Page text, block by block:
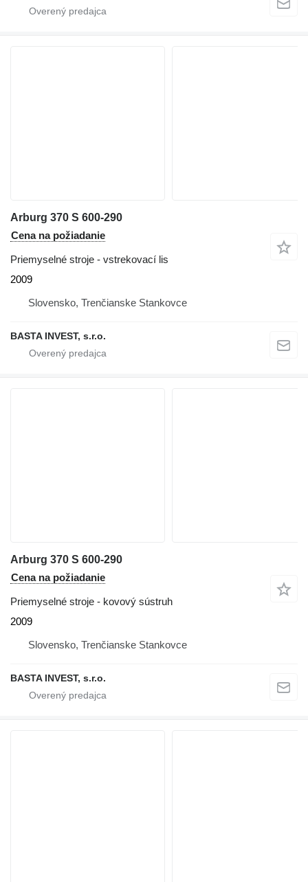
Arburg 370 S 600-290
Cena na požiadanie
Priemyselné stroje - vstrekovací lis
2009
Slovensko, Trenčianske Stankovce
BASTA INVEST, s.r.o.
Arburg 370 S 600-290
Cena na požiadanie
Priemyselné stroje - kovový sústruh
2009
Slovensko, Trenčianske Stankovce
BASTA INVEST, s.r.o.